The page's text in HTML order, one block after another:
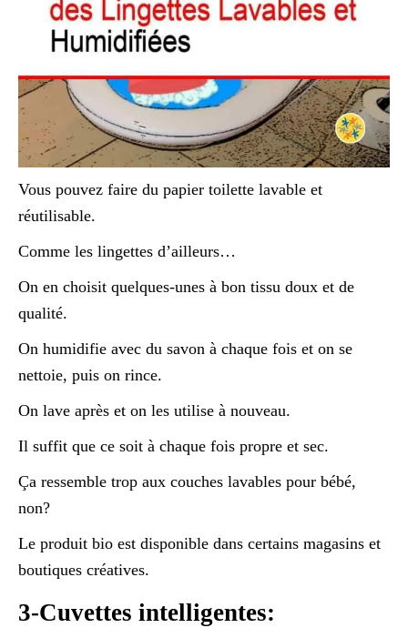
Vous pouvez faire du papier toilette lavable et
réutilisable.
Comme les lingettes d’ailleurs…
On en choisit quelques-unes à bon tissu doux et de
qualité.
On humidifie avec du savon à chaque fois et on se
nettoie, puis on rince.
On lave après et on les utilise à nouveau.
Il suffit que ce soit à chaque fois propre et sec.
Ça ressemble trop aux couches lavables pour bébé,
non?
Le produit bio est disponible dans certains magasins et
boutiques créatives.
3-Cuvettes intelligentes: